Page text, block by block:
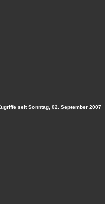
seit Sonntag, 02. September 2007